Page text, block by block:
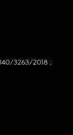
3263/2018 ;